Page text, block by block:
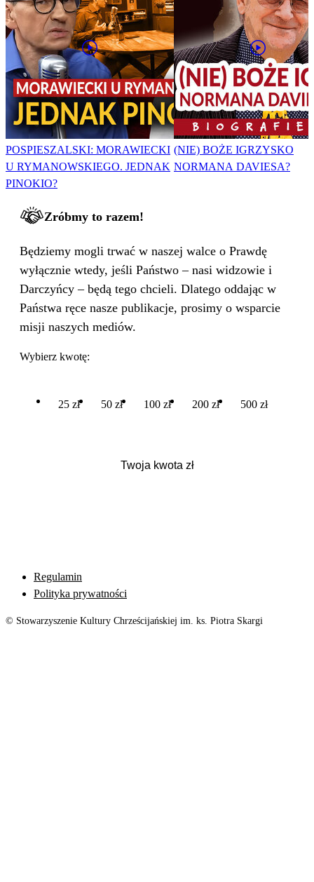
POSPIESZALSKI: MORAWIECKI
U RYMANOWSKIEGO. JEDNAK
PINOKIO?
(NIE) BOŻE IGRZYSKO
NORMANA DAVIESA?
Zróbmy to razem!
Będziemy mogli trwać w naszej walce o Prawdę
wyłącznie wtedy, jeśli Państwo – nasi widzowie i
Darczyńcy – będą tego chcieli. Dlatego oddając w
Państwa ręce nasze publikacje, prosimy o wsparcie
misji naszych mediów.
Wybierz kwotę:
25 zł 50 zł 100 zł 200 zł 500 zł
Regulamin
Polityka prywatności
© Stowarzyszenie Kultury Chrześcijańskiej im. ks. Piotra Skargi